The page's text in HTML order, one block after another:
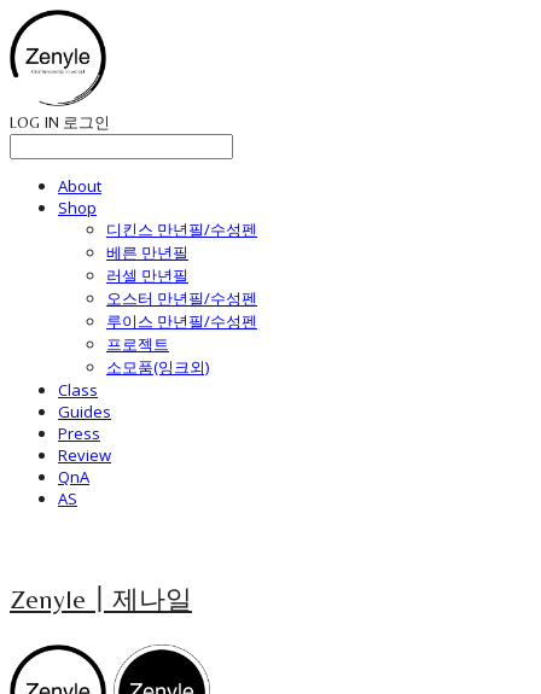
LOG IN 로그인
About
Shop
디킨스 만년필/수성펜
베른 만년필
러셀 만년필
오스터 만년필/수성펜
루이스 만년필/수성펜
프로젝트
소모품(잉크외)
Class
Guides
Press
Review
QnA
AS
Zenyle┃제나일